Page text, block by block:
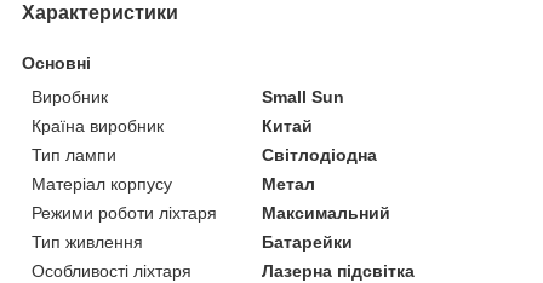
Характеристики
Основні
Виробник
Small Sun
Країна виробник
Китай
Тип лампи
Світлодіодна
Матеріал корпусу
Метал
Режими роботи ліхтаря
Максимальний
Тип живлення
Батарейки
Особливості ліхтаря
Лазерна підсвітка